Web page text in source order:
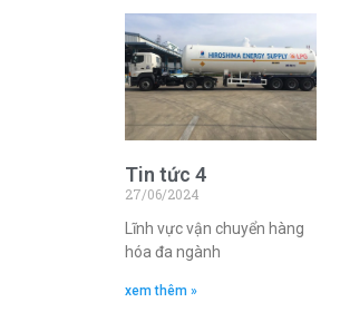
Tin tức 4
27/06/2024
Lĩnh vực vận chuyển hàng
hóa đa ngành
xem thêm »